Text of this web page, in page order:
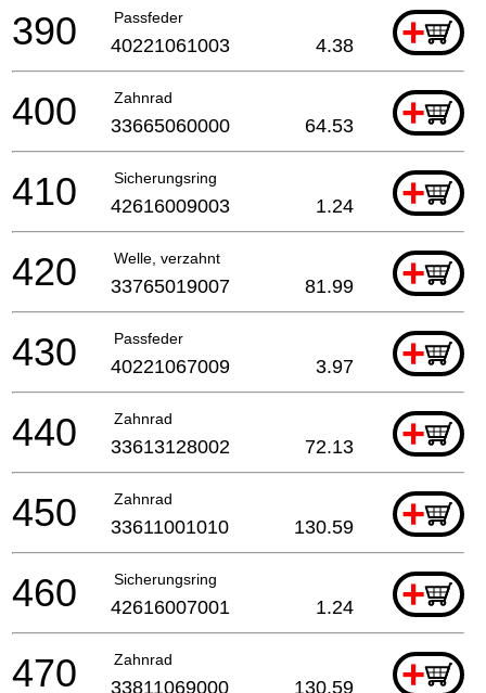
Passfeder +
390 40221061003 4.38
Zahnrad +
400 33665060000 64.53
Sicherungsring +
410 42616009003 1.24
Welle, verzahnt +
420 33765019007 81.99
Passfeder +
430 40221067009 3.97
Zahnrad +
440 33613128002 72.13
Zahnrad +
450 33611001010 130.59
Sicherungsring +
460 42616007001 1.24
Zahnrad +
470 33811069000 130.59